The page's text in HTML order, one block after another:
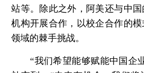
站等。除此之外，阿美还与中
机构开展合作，以校企合作的
领域的棘手挑战。
“我们希望能够赋能中国企